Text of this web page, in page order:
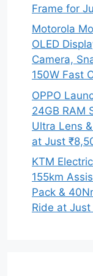
Frame for
Motorola
OLED
Camera,
150W Fast
OPPO
24GB RAM
Ultra Lens
at Just
KTM
155km
Pack &
Ride at Just